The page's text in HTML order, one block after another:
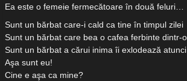
Ea este o femeie fermecătoare în două feluri…
Sunt un bărbat care-i cald ca tine în timpul zilei
Sunt un bărbat care bea o cafea ferbinte dintr-
Sunt un bărbat a cărui inima îi exlodează
Aşa sunt eu!
Cine e aşa ca mine?